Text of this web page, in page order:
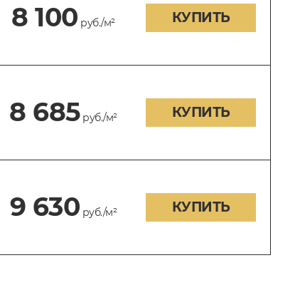
8 100 руб./м² КУПИТЬ
8 685руб./м² КУПИТЬ
9 630 руб./м² КУПИТЬ